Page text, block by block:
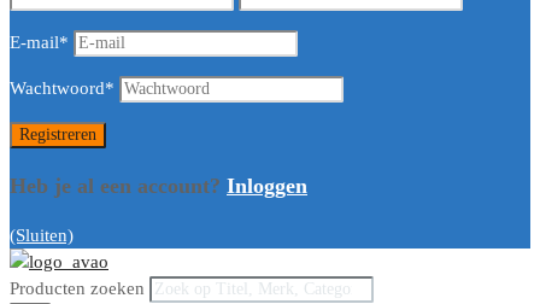
E-mail*
Wachtwoord*
Heb je al een account? Inloggen
(Sluiten)
Producten zoeken